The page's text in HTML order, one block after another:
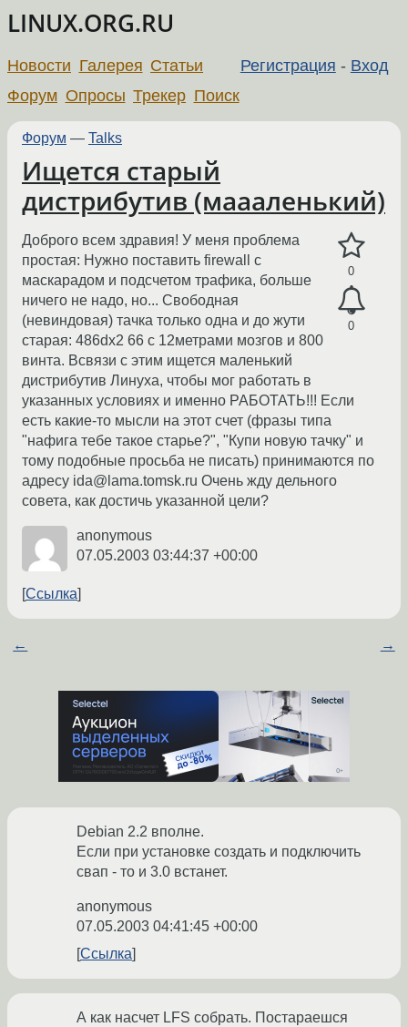
LINUX.ORG.RU
Регистрация - Вход
Новости Галерея Статьи
Форум Опросы Трекер Поиск
Форум — Talks
Ищется старый
дистрибутив (маааленький)
0
0
Доброго всем здравия! У меня проблема
простая: Нужно поставить firewall с
маскарадом и подсчетом трафика, больше
ничего не надо, но... Свободная
(невиндовая) тачка только одна и до жути
старая: 486dx2 66 с 12метрами мозгов и 800
винта. Всвязи с этим ищется маленький
дистрибутив Линуха, чтобы мог работать в
указанных условиях и именно РАБОТАТЬ!!! Если
есть какие-то мысли на этот счет (фразы типа
"нафига тебе такое старье?", "Купи новую тачку" и
тому подобные просьба не писать) принимаются по
адресу ida@lama.tomsk.ru Очень жду дельного
совета, как достичь указанной цели?
anonymous
07.05.2003 03:44:37 +00:00
Ссылка
← →
Debian 2.2 вполне.
Если при установке создать и подключить
свап - то и 3.0 встанет.
anonymous
07.05.2003 04:41:45 +00:00
Ссылка
А как насчет LFS собрать. Постараешся